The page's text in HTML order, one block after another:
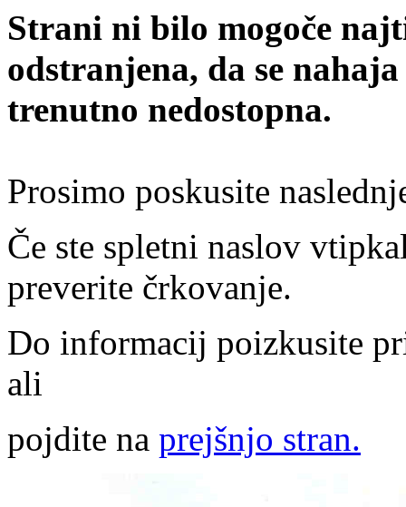
Strani ni bilo mogoče
odstranjena, da se
trenutno nedostopna.
Prosimo poskusite
Če ste spletni naslov
preverite črkovanje.
Do informacij poizkusite
ali
pojdite na prejšnjo stran.